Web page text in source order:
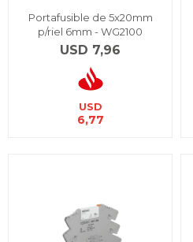
Portafusible de 5x20mm
p/riel 6mm - WG2100
USD 7,96
USD
6,77